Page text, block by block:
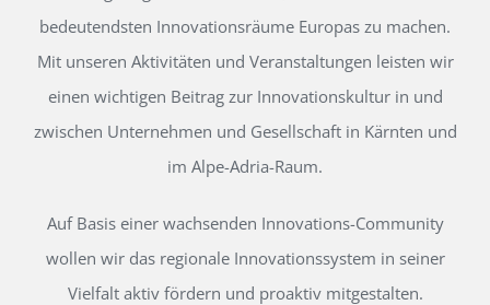
bedeutendsten Innovationsräume Europas zu machen.
Mit unseren Aktivitäten und Veranstaltungen leisten wir
einen wichtigen Beitrag zur Innovationskultur in und
zwischen Unternehmen und Gesellschaft in Kärnten und
im Alpe-Adria-Raum.
Auf Basis einer wachsenden Innovations-Community
wollen wir das regionale Innovationssystem in seiner
Vielfalt aktiv fördern und proaktiv mitgestalten.